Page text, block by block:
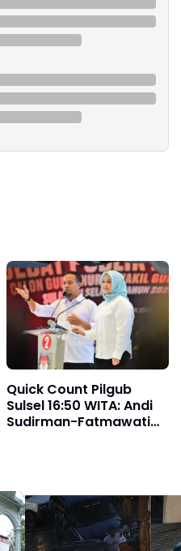
Quick Count Pilgub
Sulsel 16:50 WITA: Andi
Sudirman-Fatmawati